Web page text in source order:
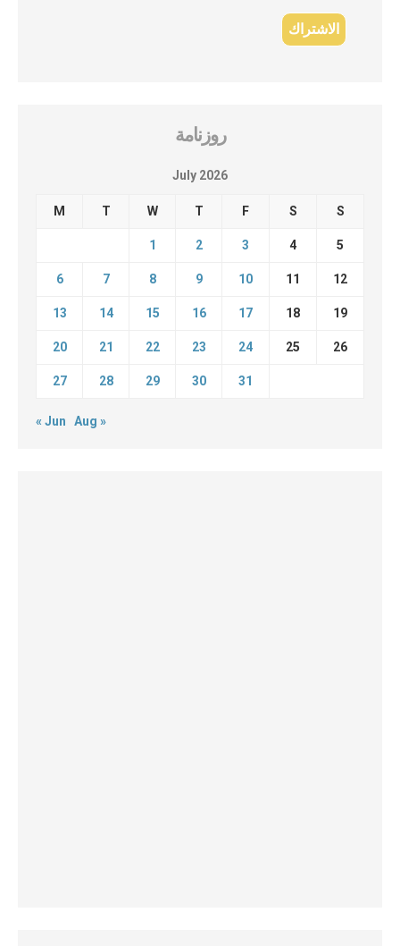
روزنامة
July 2026
M T W T F S S
1 2 3 4 5
6 7 8 9 10 11 12
13 14 15 16 17 18 19
20 21 22 23 24 25 26
27 28 29 30 31
« Jun Aug »